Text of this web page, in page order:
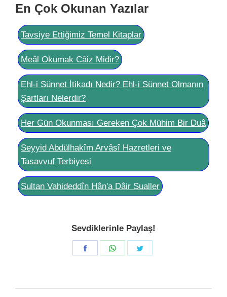
En Çok Okunan Yazılar
Tavsiye Ettiğimiz Temel Kitaplar
Meâl Okumak Câiz Midir?
Ehl-i Sünnet İtikadı Nedir? Ehl-i Sünnet Olmanın
Şartları Nelerdir?
Her Gün Okunması Gereken Çok Mühim Bir Duâ
Seyyid Abdülhakîm Arvâsî Hazretleri ve
Tasavvuf Terbiyesi
Sultan Vahideddîn Hân'a Dâir Sualler
Sevdiklerinle Paylaş!
Share
Share